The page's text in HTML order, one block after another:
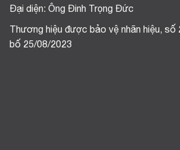
Đại diện: Ông Đinh Trọng Đức
Thương hiệu được bảo vệ nhãn hiệu, số
bố 25/08/2023